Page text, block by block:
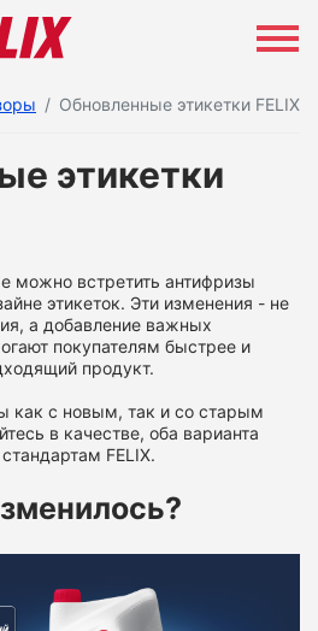
Обновленные этикетки FELIX
этикетки
можно встретить антифризы
этикеток. Эти изменения - не
а добавление важных
покупателям быстрее и
продукт.
как с новым, так и со старым
в качестве, оба варианта
FELIX.